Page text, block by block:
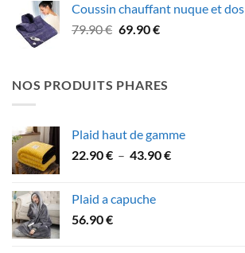
était :
99.90 €.
est :
89.90 €.
Coussin chauffant nuque et dos
79.90€ Le
était :
69.90€Le
est :
NOS PRODUITS PHARES
Plaid haut de gamme
22.90€ – 43.90€Plage
Plaid a capuche
56.90€